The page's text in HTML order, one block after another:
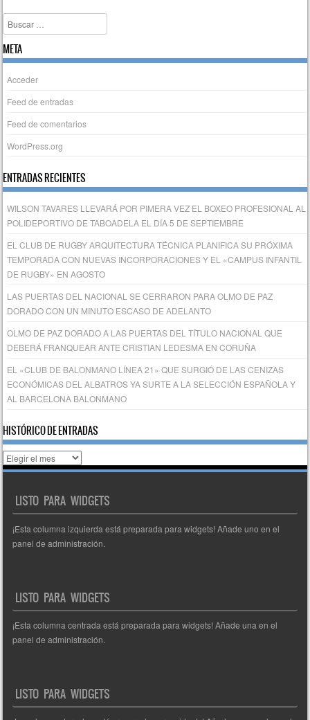
Buscar
META
Acceder
Feed de entradas
Feed de comentarios
WordPress.org
ENTRADAS RECIENTES
WILSON TAVARES LLEVARÁ POR PIMERA VEZ EL BOXEO PROFESIONAL AL
POLIDEPORTIVO DE TABOADELA EL DÍA 5 DE SEPTIEMBRE
EL CLUB DE RUGBY ARQUITECTURA TÉCNICA PLANIFICA SU PRÓXIMA
TEMPORADA CON NUEVAS INCORPORACIONES Y EL «CAMPUS INFANTIL
DE RUGBY» EN AGOSTO
LAS PUERTAS DEL NACIONAL SE CERRARON PARA OLMO DE PAZ
DORADO CON UN MINUTO ESCASO DE ADELANTO
OLMO DE PAZ DORADO A LAS PUERTAS DEL TÍTULO NACIONAL QUE
DEBERÁ FRANQUEAR ANTE CRISTIAN LEDESMA EN CORUÑA
EL «CLUB DE BALONMANO LÍNEA 21» QUE SURGIÓ DE LAS CENIZAS
ECONÓMICAS DEL ALBATROS YA SURTE A LA SELECCIÓN ESPAÑOLA Y
AL BARCELONA BALONMANO
HISTÓRICO DE ENTRADAS
Histórico
de
LISTO PARA WIDGETS
¡Esta columna izquierda está preparada para widgets! Añade uno en el
panel de administración.
LISTO PARA WIDGETS
¡Esta columna centrada está preparada para widgets! Añade una en el
panel de administración.
LISTO PARA WIDGETS